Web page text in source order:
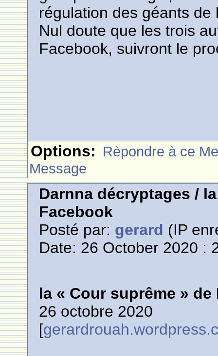
régulation des géants
Nul doute que les trois
Facebook, suivront le
Options: Rèpondre à ce
Message
Darnna décryptages /
Facebook
Posté par: gerard (IP
Date: 26 October 2020 :
la « Cour suprême » de
26 octobre 2020
[